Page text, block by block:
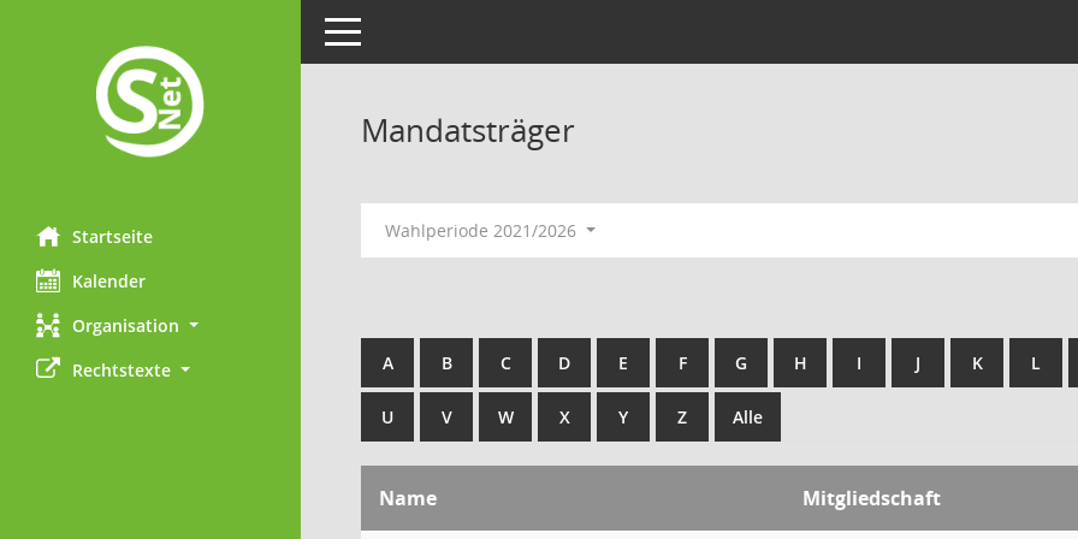
Startseite
Kalender
Organisation
Rechtstexte
Toggle navigation
Mandatsträger
Wahlperiode 2021/2026
A B C D E F G H I J K L
U V W X Y Z Alle
Name Mitgliedschaft